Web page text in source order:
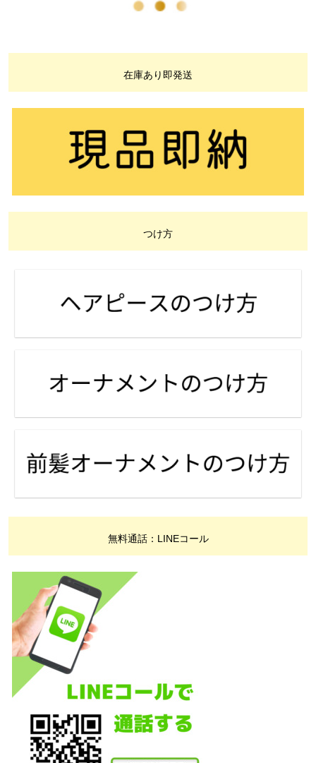
在庫あり即発送
つけ方
無料通話：LINEコール